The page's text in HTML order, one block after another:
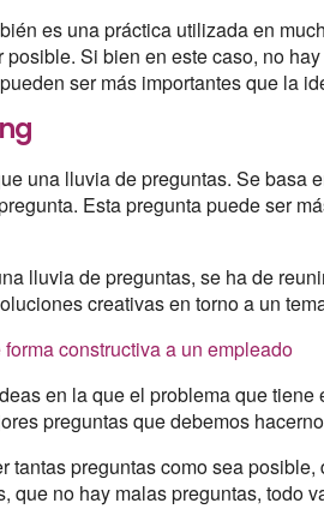
es una práctica utilizada en
Si bien en este caso, no
ser más importantes que la
una lluvia de preguntas. Se basa
Esta pregunta puede ser
lluvia de preguntas, se ha de
creativas en torno a un
constructiva a un empleado
en la que el problema que
preguntas que debemos
tantas preguntas como sea
que no hay malas preguntas, todo